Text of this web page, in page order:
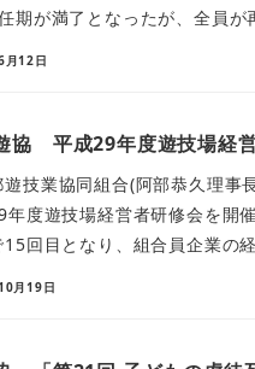
期が満了となったが、全員
月12日
協 平成29年度遊技場経
遊技業協同組合(阿部恭久理事
年度遊技場経営者研修会を開
15回目となり、組合員企業の
月19日